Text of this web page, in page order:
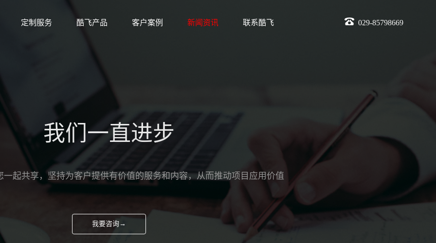
029-85798669
定制服务 酷飞产品 客户案例 新闻资讯 联系酷飞
我们一直进步
一起共享，坚持为客户提供有价值的服务和内容，从而推动项目应用价值
我要咨询→